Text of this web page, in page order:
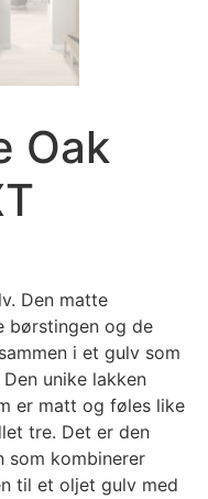
Oak
Den matte
børstingen og de
i et gulv som
unike lakken
er matt og føles like
tre. Det er den
som kombinerer
til et oljet gulv med